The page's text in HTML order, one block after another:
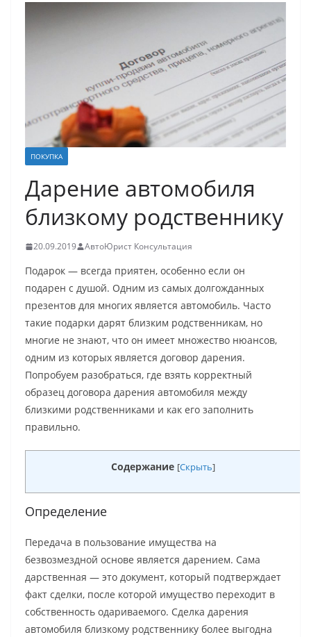
ПОКУПКА
Дарение автомобиля
близкому родственнику
20.09.2019 АвтоЮрист Консультация
Подарок — всегда приятен, особенно если он
подарен с душой. Одним из самых долгожданных
презентов для многих является автомобиль. Часто
такие подарки дарят близким родственникам, но
многие не знают, что он имеет множество нюансов,
одним из которых является договор дарения.
Попробуем разобраться, где взять корректный
образец договора дарения автомобиля между
близкими родственниками и как его заполнить
правильно.
Содержание [Скрыть]
Определение
Передача в пользование имущества на
безвозмездной основе является дарением. Сама
дарственная — это документ, который подтверждает
факт сделки, после которой имущество переходит в
собственность одариваемого. Сделка дарения
автомобиля близкому родственнику более выгодна